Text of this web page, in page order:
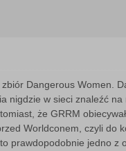
Dangerous Women.
nigdzie w sieci znaleźć na
że GRRM
Worldconem, czyli do
prawdopodobnie jedno z